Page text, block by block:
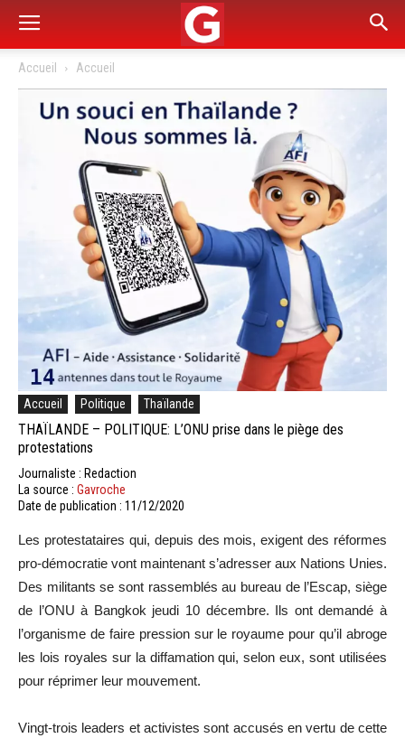
Accueil Accueil
Accueil Politique Thaïlande
THAÏLANDE – POLITIQUE: L’ONU prise dans le piège des
protestations
Journaliste : Redaction
La source : Gavroche
Date de publication : 11/12/2020
Les protestataires qui, depuis des mois, exigent des réformes
pro-démocratie vont maintenant s’adresser aux Nations Unies.
Des militants se sont rassemblés au bureau de l’Escap, siège
de l’ONU à Bangkok jeudi 10 décembre. Ils ont demandé à
l’organisme de faire pression sur le royaume pour qu’il abroge
les lois royales sur la diffamation qui, selon eux, sont utilisées
pour réprimer leur mouvement.
Vingt-trois leaders et activistes sont accusés en vertu de cette